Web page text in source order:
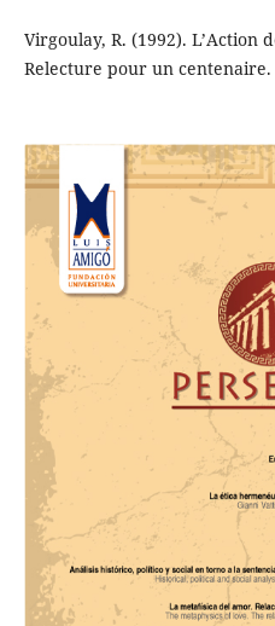
Virgoulay, R. (1992). L’Action
Relecture pour un centenaire.